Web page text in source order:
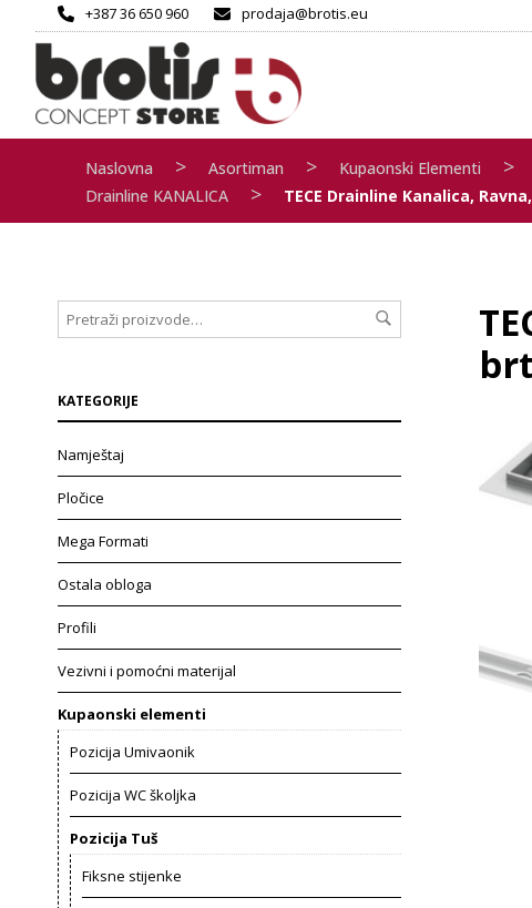
+387 36 650 960 prodaja@brotis.eu
Naslovna > Asortiman > Kupaonski Elementi >
Drainline KANALICA > TECE Drainline Kanalica,
KATEGORIJE
Namještaj
Pločice
Mega Formati
Ostala obloga
Profili
Vezivni i pomoćni materijal
Kupaonski elementi
Pozicija Umivaonik
Pozicija WC školjka
Pozicija Tuš
Fiksne stijenke